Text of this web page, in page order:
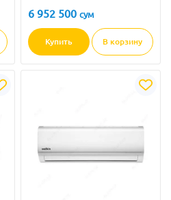
6 952 500 сум
Купить В корзину